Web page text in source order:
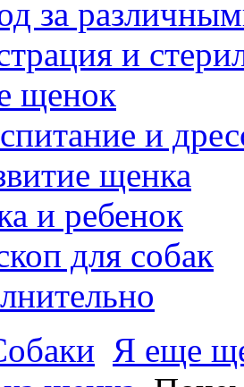
за
и
щенок
и
щенка
и ребенок
для собак
Я еще